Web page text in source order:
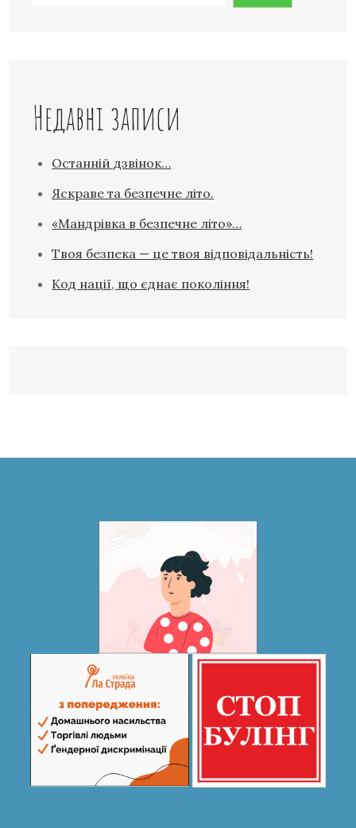
Недавні записи
Останній дзвінок…
Яскраве та безпечне літо.
«Мандрівка в безпечне літо»…
Твоя безпека — це твоя відповідальність!
Код нації, що єднає покоління!